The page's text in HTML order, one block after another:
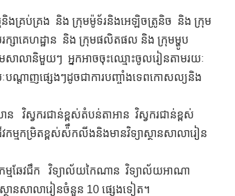
មនិងគ្រប់គ្រង និង ក្រុមម៉ូទ័រនិងអេឡិចត្រូនិច និង ក្រុម
សាគេហដ្ឋាន និង ក្រុមផលិតផល និង ក្រុមម្ហូប
មសាលានិមួយៗ អ្នកអាចចុះឈ្មោះចូលរៀនតាមរយៈ
ៈបណ្តាញផ្សេងៗដូចជាការបញ្ចាំងទេពកោសល្យនិង
ន វិស្វករ​ជាន់ខ្ពស់តំបន់តាអាន វិស្វករជាន់ខ្ពស់
មកម្រិតខ្ពស់ស៉ឹកលីងនិងមានវិទ្យាស្ថានសាលារៀន
មឆែវជឹក វិទ្យាល័យកៃណាន វិទ្យាល័យអាណា
ានសាលារៀនចំនួន 10 ផ្សេងទៀត។